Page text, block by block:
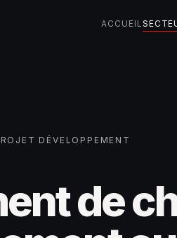
ACCUEIL
DÉVELOPPEMENT
de